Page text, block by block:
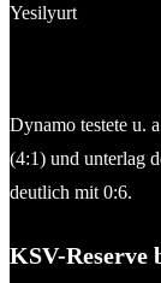
Dynamo testete u.
(4:1) und unterlag
deutlich mit 0:6.
KSV-Reserve